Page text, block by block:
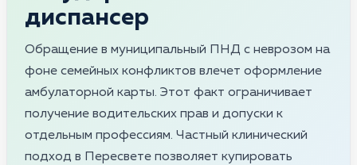
диспансер
Обращение в муниципальный ПНД с неврозом на
фоне семейных конфликтов влечет оформление
амбулаторной карты. Этот факт ограничивает
получение водительских прав и допуски к
отдельным профессиям. Частный клинический
подход в Пересвете позволяет купировать